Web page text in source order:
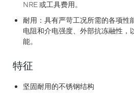
NRE 或工具费用。
耐用：具有严苛工况所需的各项性
电阻和介电强度、外部抗冻融性，
能。
特征
坚固耐用的不锈钢结构